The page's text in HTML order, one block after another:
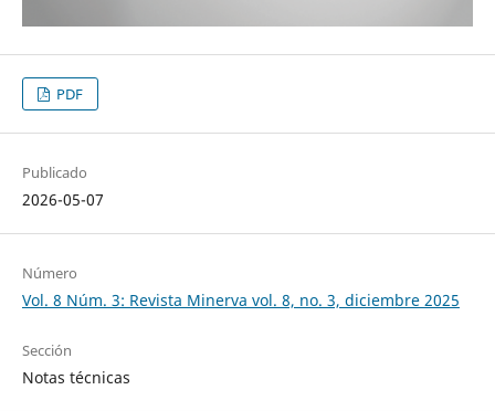
PDF
Publicado
2026-05-07
Número
Vol. 8 Núm. 3: Revista Minerva vol. 8, no. 3, diciembre 2025
Sección
Notas técnicas